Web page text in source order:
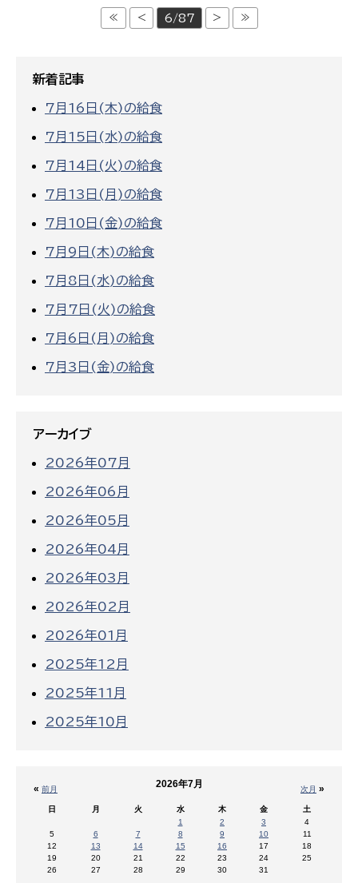
≪ < 6/87 > ≫
新着記事
7月16日(木)の給食
7月15日(水)の給食
7月14日(火)の給食
7月13日(月)の給食
7月10日(金)の給食
7月9日(木)の給食
7月8日(水)の給食
7月7日(火)の給食
7月6日(月)の給食
7月3日(金)の給食
アーカイブ
2026年07月
2026年06月
2026年05月
2026年04月
2026年03月
2026年02月
2026年01月
2025年12月
2025年11月
2025年10月
« 前月 次月 »
2026年7月
日 月 火 水 木 金
土
1
2 3
4
5
6 7 8 9 10
11
12
13 14 15 16 17
18
19
20 21 22 23 24
25
26
27 28 29 30 31